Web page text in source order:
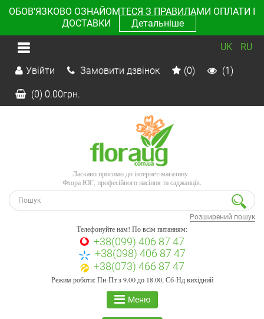
ОБОВ'ЯЗКОВО ОЗНАЙОМТЕСЯ З ПРАВИЛАМИ ОПЛАТИ І
ДОСТАВКИ
Детальніше
UK RU
Увійти Замовити дзвінок (0) (1)
(0) 0.00грн.
Ласкаво просимо до інтернет-магазину
Флора ЮГ, професійного насіння та саджанців.
Розширений пошук
Телефонуйте нам! По всім питанням:
+38(099) 406 87 47
+38(098) 406 87 47
+38(073) 466 87 47
Режим роботи: Пн-Пт з 9.00 до 18.00, Сб-Нд вихідний
Меню